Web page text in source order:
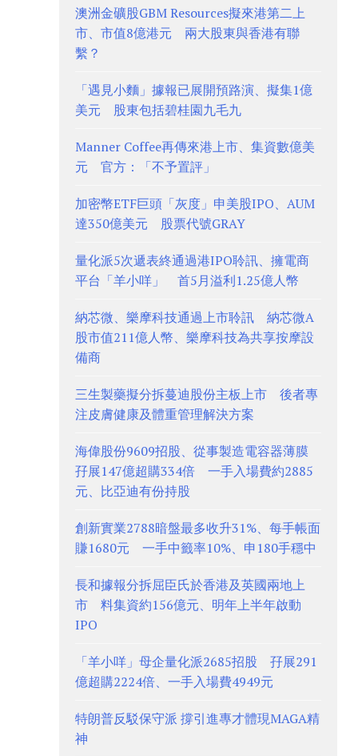
澳洲金礦股GBM Resources擬來港第二上
市、市值8億港元 兩大股東與香港有聯
繫？
「遇見小麵」據報已展開預路演、擬集1億
美元 股東包括碧桂園九毛九
Manner Coffee再傳來港上市、集資數億美
元 官方：「不予置評」
加密幣ETF巨頭「灰度」申美股IPO、AUM
達350億美元 股票代號GRAY
量化派5次遞表終通過港IPO聆訊、擁電商
平台「羊小咩」 首5月溢利1.25億人幣
納芯微、樂摩科技通過上市聆訊 納芯微A
股市值211億人幣、樂摩科技為共享按摩設
備商
三生製藥擬分拆蔓迪股份主板上市 後者專
注皮膚健康及體重管理解決方案
海偉股份9609招股、從事製造電容器薄膜
孖展147億超購334倍 一手入場費約2885
元、比亞迪有份持股
創新實業2788暗盤最多收升31%、每手帳面
賺1680元 一手中籤率10%、申180手穩中
長和據報分拆屈臣氏於香港及英國兩地上
市 料集資約156億元、明年上半年啟動
IPO
「羊小咩」母企量化派2685招股 孖展291
億超購2224倍、一手入場費4949元
特朗普反駁保守派 撐引進專才體現MAGA精
神